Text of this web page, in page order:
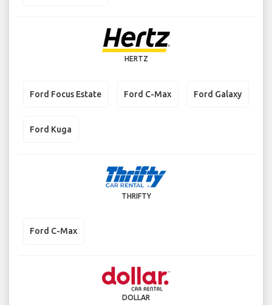
HERTZ
Ford Focus Estate Ford C-Max Ford Galaxy
Ford Kuga
THRIFTY
Ford C-Max
DOLLAR